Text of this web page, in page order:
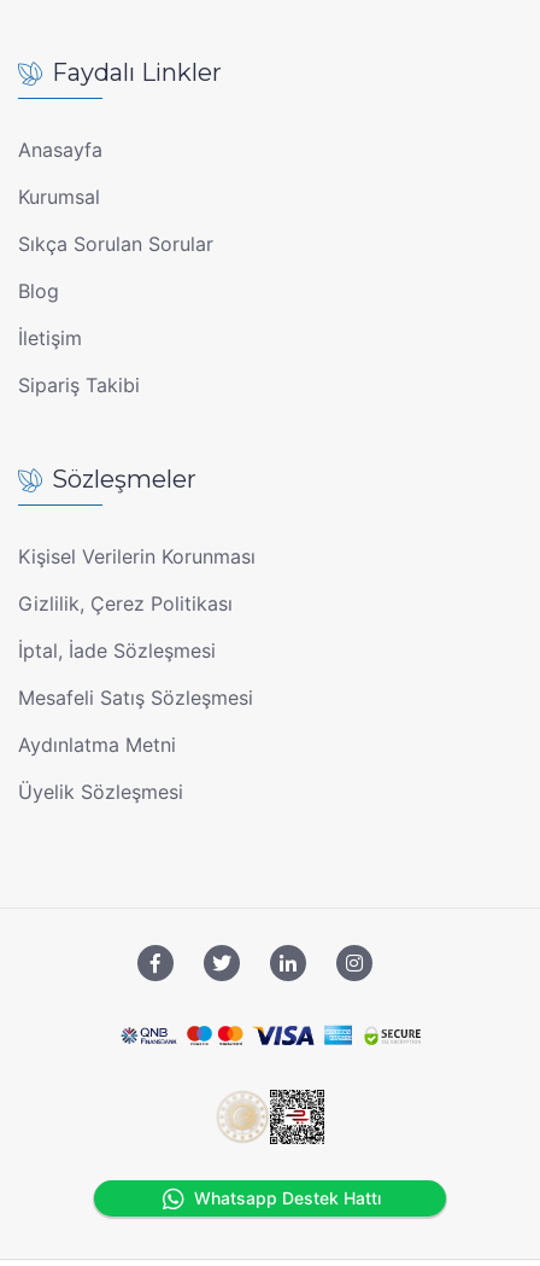
Faydalı Linkler
Anasayfa
Kurumsal
Sıkça Sorulan Sorular
Blog
İletişim
Sipariş Takibi
Sözleşmeler
Kişisel Verilerin Korunması
Gizlilik, Çerez Politikası
İptal, İade Sözleşmesi
Mesafeli Satış Sözleşmesi
Aydınlatma Metni
Üyelik Sözleşmesi
Whatsapp Destek Hattı